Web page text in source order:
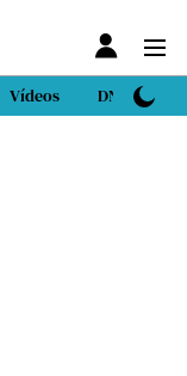
Vídeos DN Sport